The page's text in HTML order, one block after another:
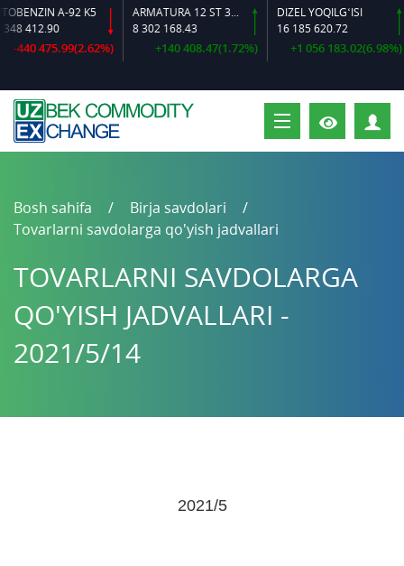
A-92 K5
475.99(2.62%)
ARMATURA 12 ST 35 GS O‘LCHAMLI
8 302 168.43
+140 408.47(1.72%)
DIZEL YOQILG‘ISI
16 185 620.72
+1 056 183.02(6.98%)
Bosh sahifa
Birja savdolari
Tovarlarni savdolarga qo'yish jadvallari
TOVARLARNI SAVDOLARGA
QO'YISH JADVALLARI -
2021/5/14
2021/5